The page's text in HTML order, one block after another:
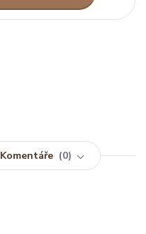
Komentáře 0